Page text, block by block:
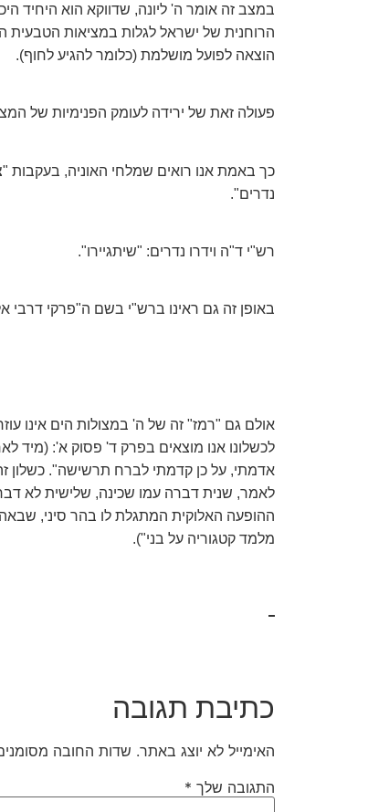
במצב זה אומר ה' ליונה, שדווקא הוא היחיד
הרוחנית של ישראל לגלות במציאות הטבעית
הוצאה לפועל מושלמת (כלומר להגיע לחוף).
פעולה זאת של ירידה לעומק הפנימיות של
כך באמת אנו רואים שמלחי האוניה, בעקבות
נדרים".
רש"י ד"ה וידרו נדרים: "שיתגיירו".
באופן זה גם ראינו ברש"י בשם ה"פרקי דרבי
אולם גם "רמז" זה של ה' במצולות הים אינו
לכשלונו אנו מוצאים בפרק ד' פסוק א': (מיד
אדמתי, על כן קדמתי לברח תרשישה". כשלון
לאמר, שנית דברה עמו שכינה, שלישית לא
ההופעה האלוקית המתגלת לו בהר סיני,
מלמד קטגוריה על בני").
כתיבת תגובה
האימייל לא יוצג באתר. שדות החובה
התגובה שלך *